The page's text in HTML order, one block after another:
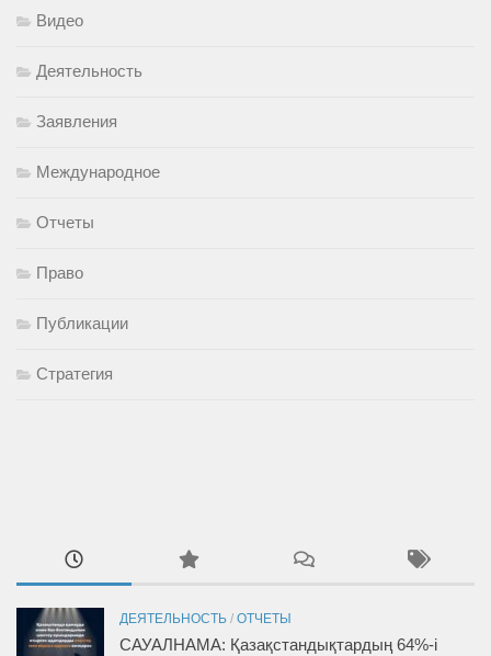
Видео
Деятельность
Заявления
Международное
Отчеты
Право
Публикации
Стратегия
ДЕЯТЕЛЬНОСТЬ / ОТЧЕТЫ
САУАЛНАМА: Қазақстандықтардың 64%-і